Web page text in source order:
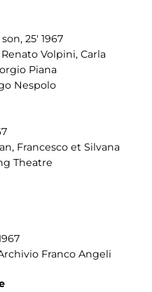
25' 1967
Volpini, Carla
Piana
Nespolo
Francesco et Silvana
Theatre
Franco Angeli